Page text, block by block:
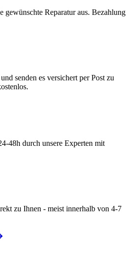
gewünschte Reparatur aus. Bezahlung
senden es versichert per Post zu
48h durch unsere Experten mit
zu Ihnen - meist innerhalb von 4-7